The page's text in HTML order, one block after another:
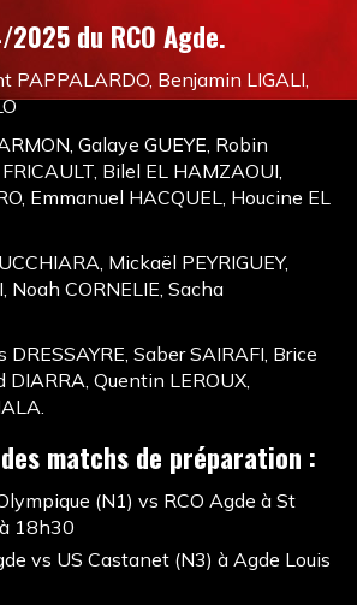
du RCO Agde.
PAPPALARDO, Benjamin LIGALI,
Galaye GUEYE, Robin
Bilel EL HAMZAOUI,
Emmanuel HACQUEL, Houcine EL
Mickaël PEYRIGUEY,
Noah CORNELIE, Sacha
DRESSAYRE, Saber SAIRAFI, Brice
DIARRA, Quentin LEROUX,
matchs de préparation :
(N1) vs RCO Agde à St
18h30
vs US Castanet (N3) à Agde Louis